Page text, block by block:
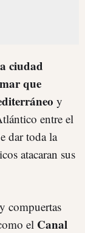
ciudad
que
y
entre el
dar toda la
atacaran sus
compuertas
el Canal